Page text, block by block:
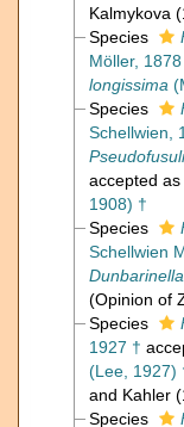
Kalmykova
Species
Möller, 1878
longissima
Species
Schellwien,
accepted as
1908) †
Species
Schellwien
(Opinion of
Species
1927 †
(Lee, 1927)
and Kahler
Species